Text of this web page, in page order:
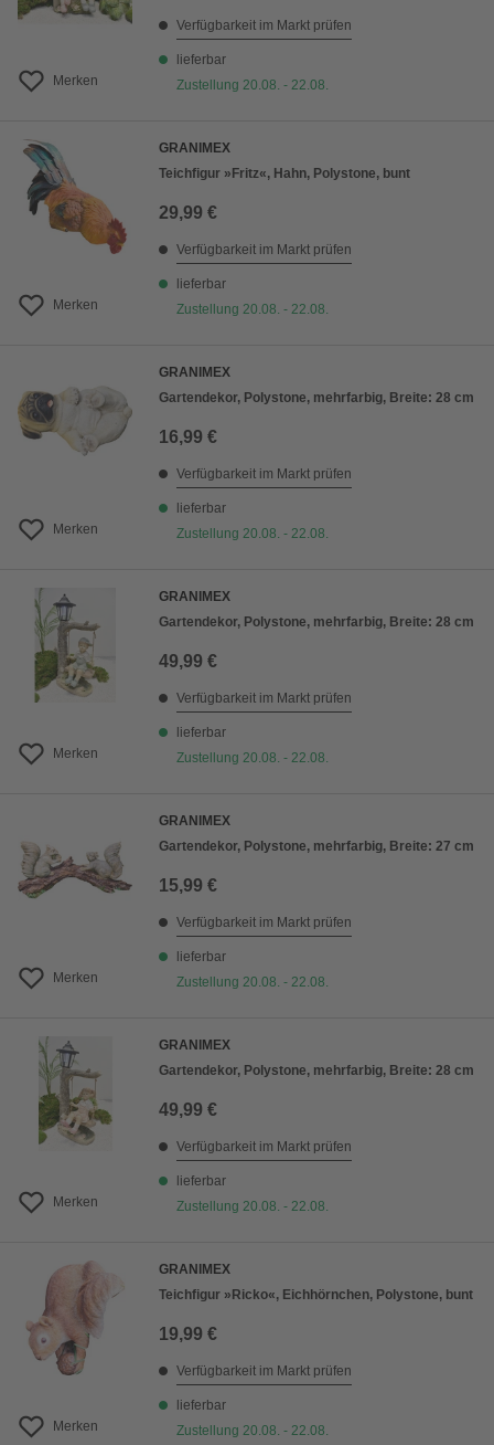
Merken
Verfügbarkeit im Markt prüfen
lieferbar
Zustellung 20.08. - 22.08.
Merken
GRANIMEX
Teichfigur »Fritz«, Hahn, Polystone, bunt
29,99 €
Verfügbarkeit im Markt prüfen
lieferbar
Zustellung 20.08. - 22.08.
Merken
GRANIMEX
Gartendekor, Polystone, mehrfarbig, Breite: 28 cm
16,99 €
Verfügbarkeit im Markt prüfen
lieferbar
Zustellung 20.08. - 22.08.
Merken
GRANIMEX
Gartendekor, Polystone, mehrfarbig, Breite: 28 cm
49,99 €
Verfügbarkeit im Markt prüfen
lieferbar
Zustellung 20.08. - 22.08.
Merken
GRANIMEX
Gartendekor, Polystone, mehrfarbig, Breite: 27 cm
15,99 €
Verfügbarkeit im Markt prüfen
lieferbar
Zustellung 20.08. - 22.08.
Merken
GRANIMEX
Gartendekor, Polystone, mehrfarbig, Breite: 28 cm
49,99 €
Verfügbarkeit im Markt prüfen
lieferbar
Zustellung 20.08. - 22.08.
Merken
GRANIMEX
Teichfigur »Ricko«, Eichhörnchen, Polystone, bunt
19,99 €
Verfügbarkeit im Markt prüfen
lieferbar
Zustellung 20.08. - 22.08.